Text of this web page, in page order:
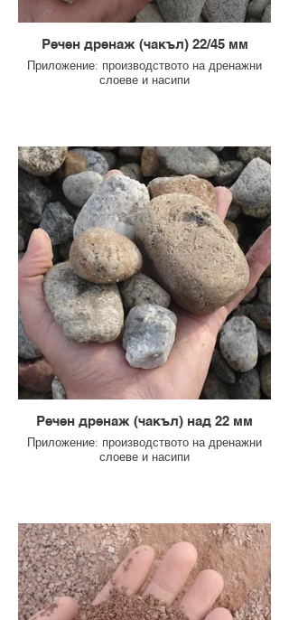
Речен дренаж (чакъл) 22/45 мм
Приложение: производството на дренажни
слоеве и насипи
Речен дренаж (чакъл) над 22 мм
Приложение: производството на дренажни
слоеве и насипи